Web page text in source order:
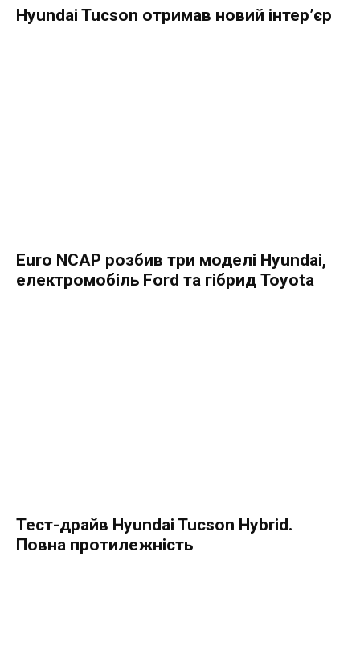
Hyundai Tucson отримав новий інтер’єр
Euro NCAP розбив три моделі Hyundai,
електромобіль Ford та гібрид Toyota
Тест-драйв Hyundai Tucson Hybrid.
Повна протилежність